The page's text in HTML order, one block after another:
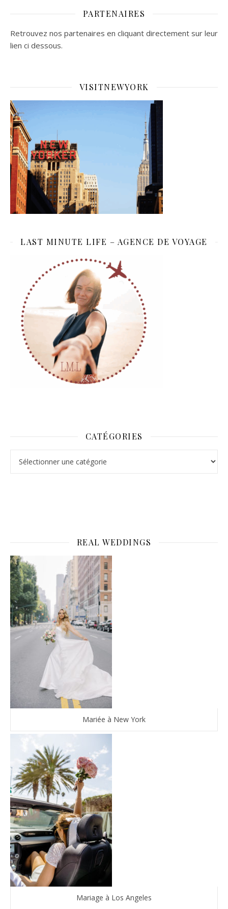
PARTENAIRES
Retrouvez nos partenaires en cliquant directement sur leur
lien ci dessous.
VISITNEWYORK
LAST MINUTE LIFE – AGENCE DE VOYAGE
CATÉGORIES
REAL WEDDINGS
Mariée à New York
Mariage à Los Angeles